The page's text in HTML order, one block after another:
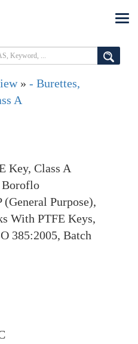
» - Burettes,
A
Key, Class A
Purpose),
With PTFE Keys,
385:2005, Batch